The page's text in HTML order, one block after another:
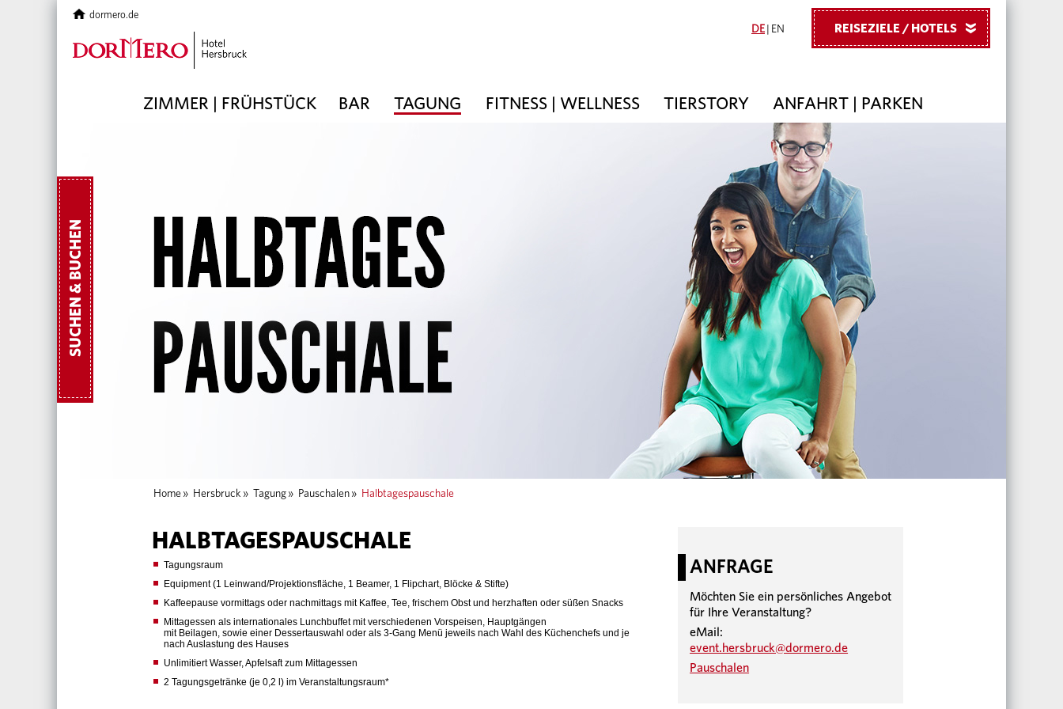
DE EN
ZIMMER | FRÜHSTÜCK BAR TAGUNG FITNESS | WELLNESS TIERSTORY ANFAHRT | PARKEN
dormero.de
REISEZIELE / HOTELS »
SUCHEN & BUCHEN
Home » Hersbruck » Tagung » Pauschalen » Halbtagespauschale
HALBTAGESPAUSCHALE
Tagungsraum
Equipment (1 Leinwand/Projektionsfläche, 1 Beamer, 1 Flipchart, Blöcke & Stifte)
Kaffeepause vormittags oder nachmittags mit Kaffee, Tee, frischem Obst und herzhaften oder süßen Snacks
Mittagessen als internationales Lunchbuffet mit verschiedenen Vorspeisen, Hauptgängen
mit Beilagen, sowie einer Dessertauswahl oder als 3-Gang Menü jeweils nach Wahl des Küchenchefs und je
nach Auslastung des Hauses
Unlimitiert Wasser, Apfelsaft zum Mittagessen
2 Tagungsgetränke (je 0,2 l) im Veranstaltungsraum*
ANFRAGE
Möchten Sie ein persönliches Angebot
für Ihre Veranstaltung?
eMail:
event.hersbruck@dormero.de
Pauschalen